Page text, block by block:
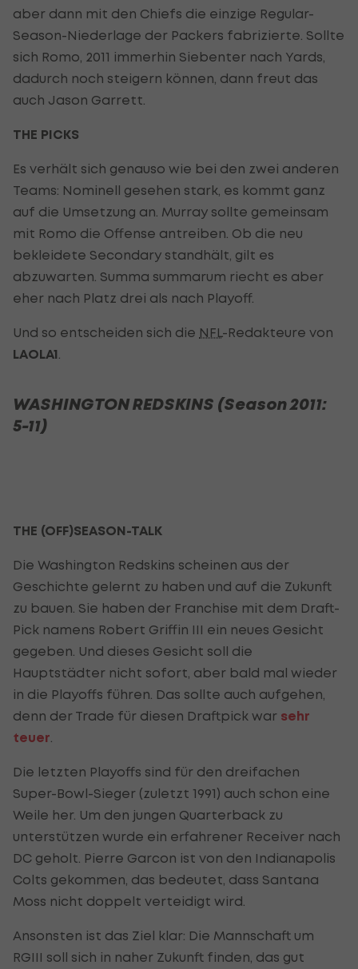
aber dann mit den Chiefs die einzige Regular-
Season-Niederlage der Packers fabrizierte. Sollte
sich Romo, 2011 immerhin Siebenter nach Yards,
dadurch noch steigern können, dann freut das
auch Jason Garrett.
THE PICKS
Es verhält sich genauso wie bei den zwei anderen
Teams: Nominell gesehen stark, es kommt ganz
auf die Umsetzung an. Murray sollte gemeinsam
mit Romo die Offense antreiben. Ob die neu
bekleidete Secondary standhält, gilt es
abzuwarten. Summa summarum riecht es aber
eher nach Platz drei als nach Playoff.
Und so entscheiden sich die NFL -Redakteure von
LAOLA1
WASHINGTON REDSKINS (Season 2011:
5-11)
THE (OFF)SEASON-TALK
Die Washington Redskins scheinen aus der
Geschichte gelernt zu haben und auf die Zukunft
zu bauen. Sie haben der Franchise mit dem Draft-
Pick namens Robert Griffin III ein neues Gesicht
gegeben. Und dieses Gesicht soll die
Hauptstädter nicht sofort, aber bald mal wieder
in die Playoffs führen. Das sollte auch aufgehen,
denn der Trade für diesen Draftpick war sehr
teuer
Die letzten Playoffs sind für den dreifachen
Super-Bowl-Sieger (zuletzt 1991) auch schon eine
Weile her. Um den jungen Quarterback zu
unterstützen wurde ein erfahrener Receiver nach
DC geholt. Pierre Garcon ist von den Indianapolis
Colts gekommen, das bedeutet, dass Santana
Moss nicht doppelt verteidigt wird.
Ansonsten ist das Ziel klar: Die Mannschaft um
RGIII soll sich in naher Zukunft finden, das gut